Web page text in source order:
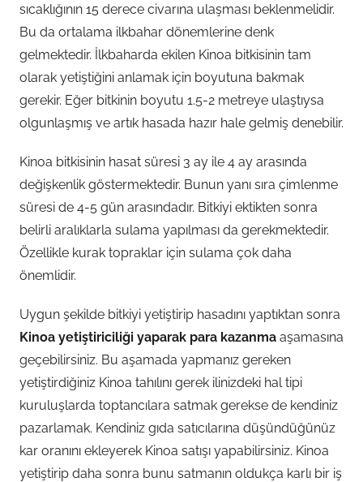
sıcaklığının 15 derece civarına ulaşması beklenmelidir.
Bu da ortalama ilkbahar dönemlerine denk
gelmektedir. İlkbaharda ekilen Kinoa bitkisinin tam
olarak yetiştiğini anlamak için boyutuna bakmak
gerekir. Eğer bitkinin boyutu 1.5-2 metreye ulaştıysa
olgunlaşmış ve artık hasada hazır hale gelmiş denebilir.
Kinoa bitkisinin hasat süresi 3 ay ile 4 ay arasında
değişkenlik göstermektedir. Bunun yanı sıra çimlenme
süresi de 4-5 gün arasındadır. Bitkiyi ektikten sonra
belirli aralıklarla sulama yapılması da gerekmektedir.
Özellikle kurak topraklar için sulama çok daha
önemlidir.
Uygun şekilde bitkiyi yetiştirip hasadını yaptıktan sonra
Kinoa yetiştiriciliği yaparak para kazanma aşamasına
geçebilirsiniz. Bu aşamada yapmanız gereken
yetiştirdiğiniz Kinoa tahılını gerek ilinizdeki hal tipi
kuruluşlarda toptancılara satmak gerekse de kendiniz
pazarlamak. Kendiniz gıda satıcılarına düşündüğünüz
kar oranını ekleyerek Kinoa satışı yapabilirsiniz. Kinoa
yetiştirip daha sonra bunu satmanın oldukça karlı bir iş